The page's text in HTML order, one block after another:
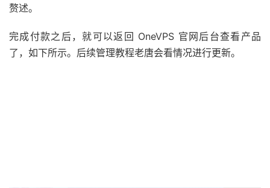
赘述。
完成付款之后，就可以返回 OneVPS 官网后台查看产品
了，如下所示。后续管理教程老唐会看情况进行更新。